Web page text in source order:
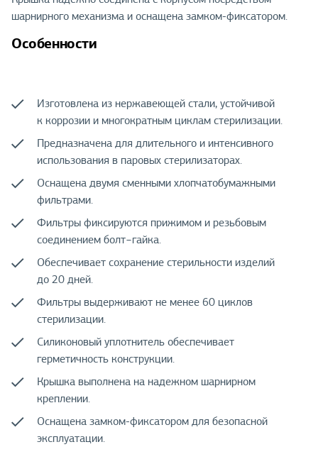
шарнирного механизма и оснащена замком-фиксатором.
Особенности
Изготовлена из нержавеющей стали, устойчивой
к коррозии и многократным циклам стерилизации.
Предназначена для длительного и интенсивного
использования в паровых стерилизаторах.
Оснащена двумя сменными хлопчатобумажными
фильтрами.
Фильтры фиксируются прижимом и резьбовым
соединением болт−гайка.
Обеспечивает сохранение стерильности изделий
до 20 дней.
Фильтры выдерживают не менее 60 циклов
стерилизации.
Силиконовый уплотнитель обеспечивает
герметичность конструкции.
Крышка выполнена на надежном шарнирном
креплении.
Оснащена замком-фиксатором для безопасной
эксплуатации.